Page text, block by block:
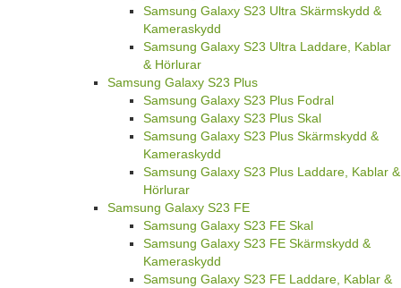
Samsung Galaxy S23 Ultra Skärmskydd &
Kameraskydd
Samsung Galaxy S23 Ultra Laddare, Kablar
& Hörlurar
Samsung Galaxy S23 Plus
Samsung Galaxy S23 Plus Fodral
Samsung Galaxy S23 Plus Skal
Samsung Galaxy S23 Plus Skärmskydd &
Kameraskydd
Samsung Galaxy S23 Plus Laddare, Kablar &
Hörlurar
Samsung Galaxy S23 FE
Samsung Galaxy S23 FE Skal
Samsung Galaxy S23 FE Skärmskydd &
Kameraskydd
Samsung Galaxy S23 FE Laddare, Kablar &